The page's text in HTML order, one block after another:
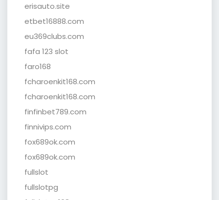
erisauto.site
etbet16888.com
eu369clubs.com
fafa 123 slot
faro168
fcharoenkit168.com
fcharoenkit168.com
finfinbet789.com
finnivips.com
fox689ok.com
fox689ok.com
fullslot
fullslotpg